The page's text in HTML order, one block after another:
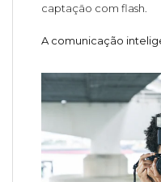
captação com flash.
A comunicação